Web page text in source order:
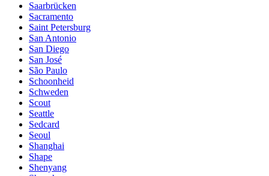
Saarbrücken
Sacramento
Saint Petersburg
San Antonio
San Diego
San José
São Paulo
Schoonheid
Schweden
Scout
Seattle
Sedcard
Seoul
Shanghai
Shape
Shenyang